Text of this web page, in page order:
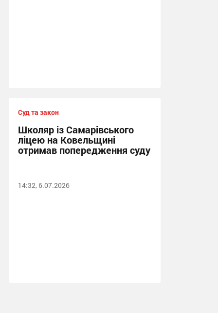
Суд та закон
Школяр із Самарівського
ліцею на Ковельщині
отримав попередження суду
14:32, 6.07.2026